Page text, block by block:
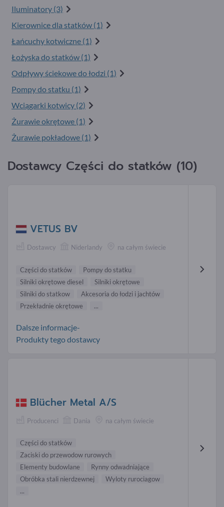
Iluminatory (3)
Kierownice dla statków (1)
Łańcuchy kotwiczne (1)
Łożyska do statków (1)
Odpływy ściekowe do łodzi (1)
Pompy do statku (1)
Wciągarki kotwicy (2)
Żurawie okrętowe (1)
Żurawie pokładowe (1)
Dostawcy Części do statków (10)
VETUS BV
Dostawcy Niderlandy na całym świecie
Części do statków
Pompy do statku
Silniki okrętowe diesel
Silniki okrętowe
Silniki do statkow
Akcesoria do łodzi i jachtów
Przekładnie okrętowe
...
Dalsze informacje-
Produkty tego dostawcy
Blücher Metal A/S
Producenci Dania na całym świecie
Części do statków
Zaciski do przewodow rurowych
Elementy budowlane
Rynny odwadniające
Obróbka stali nierdzewnej
Wyloty rurociagow
...